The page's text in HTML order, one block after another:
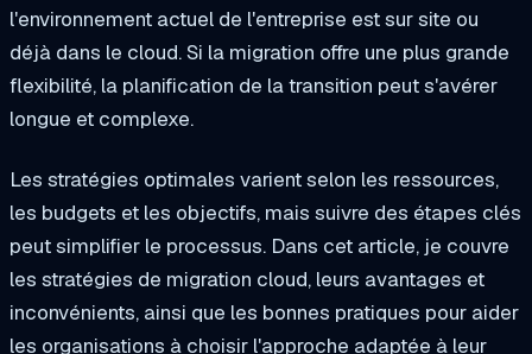
l'environnement actuel de l'entreprise est sur site ou
déjà dans le cloud. Si la migration offre une plus grande
flexibilité, la planification de la transition peut s'avérer
longue et complexe.
Les stratégies optimales varient selon les ressources,
les budgets et les objectifs, mais suivre des étapes clés
peut simplifier le processus. Dans cet article, je couvre
les stratégies de migration cloud, leurs avantages et
inconvénients, ainsi que les bonnes pratiques pour aider
les organisations à choisir l'approche adaptée à leur